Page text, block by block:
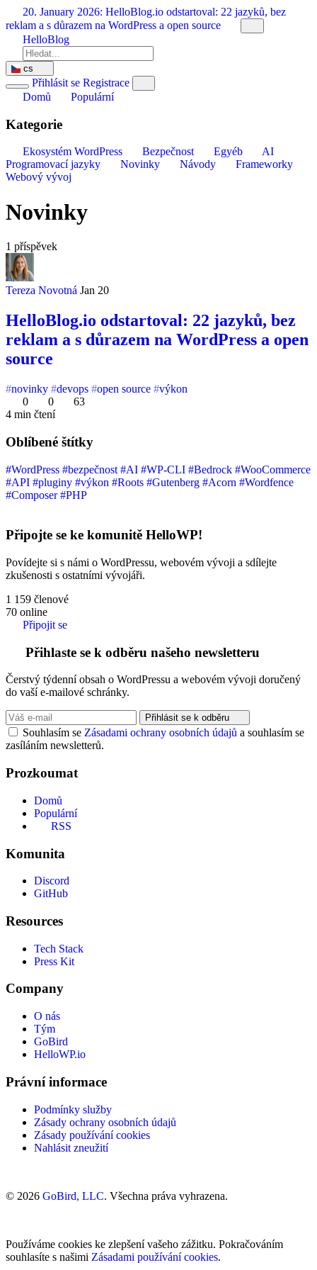
Přeskočit
na
obsah
20. January 2026: HelloBlog.io odstartoval: 22 jazyků, bez
reklam a s důrazem na WordPress a open source
HelloBlog
cs
Přihlásit se Registrace
Domů
Populární
Kategorie
Ekosystém WordPress Bezpečnost Egyéb
AI
Programovací jazyky
Novinky Návody
Frameworky
Webový vývoj
Novinky
1 příspěvek
Tereza Novotná Jan 20
HelloBlog.io odstartoval: 22 jazyků, bez
reklam a s důrazem na WordPress a open
source
novinky devops open source
výkon
0
0
63
4 min čtení
Oblíbené štítky
#WordPress #bezpečnost #AI #WP-CLI #Bedrock #WooCommerce
#API #pluginy #výkon #Roots #Gutenberg #Acorn #Wordfence
#Composer#PHP
Připojte se ke komunitě HelloWP!
Povídejte si s námi o WordPressu, webovém vývoji a sdílejte
zkušenosti s ostatními vývojáři.
1 159 členové
70 online
Připojit se
Přihlaste se k odběru našeho newsletteru
Čerstvý týdenní obsah o WordPressu a webovém vývoji doručený
do vaší e-mailové schránky.
Přihlásit se k odběru
Souhlasím se Zásadami ochrany osobních údajů a souhlasím se
zasíláním newsletterů.
Prozkoumat
Domů
Populární
RSS
Komunita
Discord
GitHub
Resources
Tech Stack
Press Kit
Company
O nás
Tým
GoBird
HelloWP.io
Právní informace
Podmínky služby
Zásady ochrany osobních údajů
Zásady používání cookies
Nahlásit zneužití
© 2026 GoBird, LLC. Všechna práva vyhrazena.
Používáme cookies ke zlepšení vašeho zážitku. Pokračováním
souhlasíte s našimi Zásadami používání cookies.